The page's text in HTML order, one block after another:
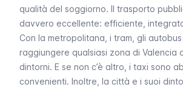
qualità del soggiorno. Il trasporto
davvero eccellente: efficiente,
Con la metropolitana, i tram , gli autobus
raggiungere qualsiasi zona di Valencia
dintorni. E se non c’è altro, i taxi sono
convenienti. Inoltre, la città e i suoi